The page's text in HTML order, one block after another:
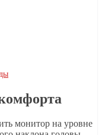
монитор на уровне